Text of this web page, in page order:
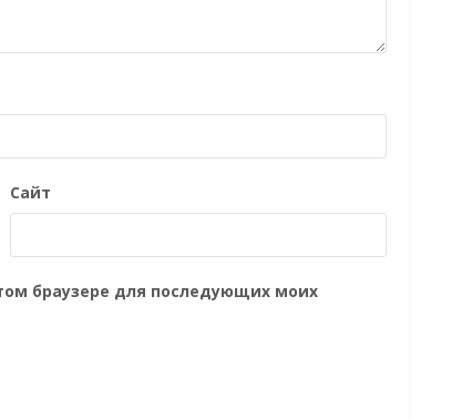
Сайт
браузере для последующих моих